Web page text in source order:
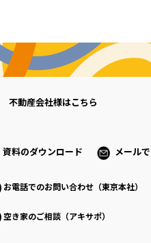
不動産会社様はこちら
資料のダウンロード メール
お電話でのお問い合わせ（東京本社）
空き家のご相談（アキサポ）